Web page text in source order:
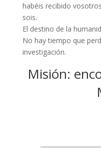
habéis recibido
sois.
El destino de la
No hay tiempo que
investigación.
Misión: